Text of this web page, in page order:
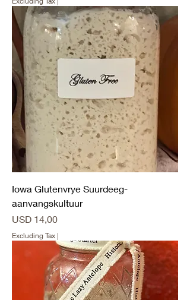
Iowa Glutenvrye Suurdeeg-
aanvangskultuur
Price
USD 14,00
Excluding Tax |